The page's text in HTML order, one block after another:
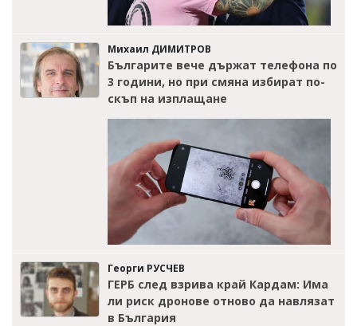
Михаил ДИМИТРОВ
Българите вече държат телефона по
3 години, но при смяна избират по-
скъп на изплащане
Георги РУСЧЕВ
ГЕРБ след взрива край Кардам: Има
ли риск дронове отново да навлязат
в България